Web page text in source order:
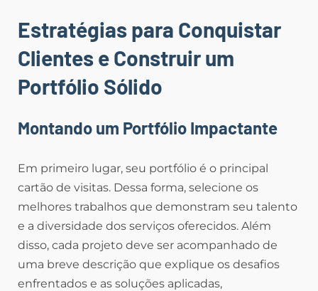
Estratégias para Conquistar
Clientes e Construir um
Portfólio Sólido
Montando um Portfólio Impactante
Em primeiro lugar, seu portfólio é o principal
cartão de visitas. Dessa forma, selecione os
melhores trabalhos que demonstram seu talento
e a diversidade dos serviços oferecidos. Além
disso, cada projeto deve ser acompanhado de
uma breve descrição que explique os desafios
enfrentados e as soluções aplicadas,